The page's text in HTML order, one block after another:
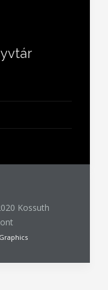
Kossuth